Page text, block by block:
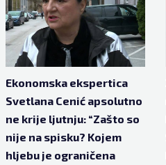
Ekonomska ekspertica
Svetlana Cenić apsolutno
ne krije ljutnju: “Zašto so
nije na spisku? Kojem
hljebu je ograničena